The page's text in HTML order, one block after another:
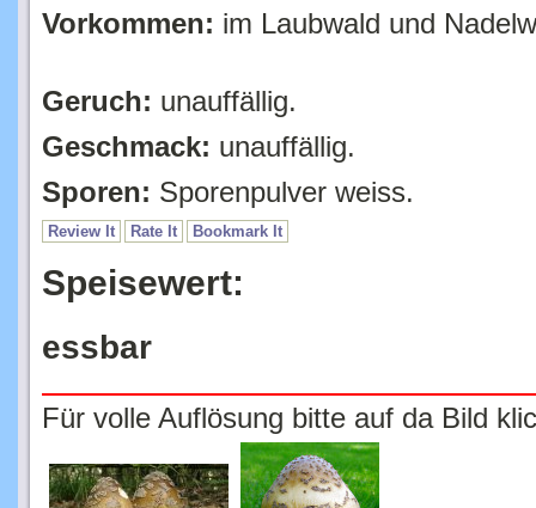
unauffällig.
Sporenpulver weiss.
Review It Bookmark It
Speisewert:
essbar
Für volle Auflösung bitte auf da Bild